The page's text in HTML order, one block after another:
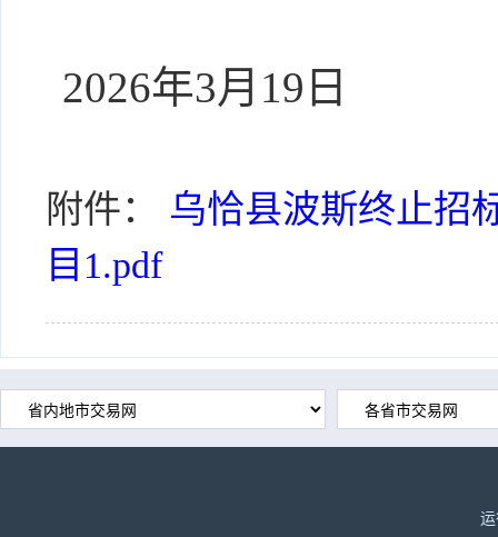
2026年3月19日
附件： 乌恰县波斯终止招
目1.pdf